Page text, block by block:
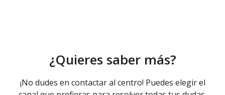
¿Quieres saber más?
¡No dudes en contactar al centro! Puedes elegir el